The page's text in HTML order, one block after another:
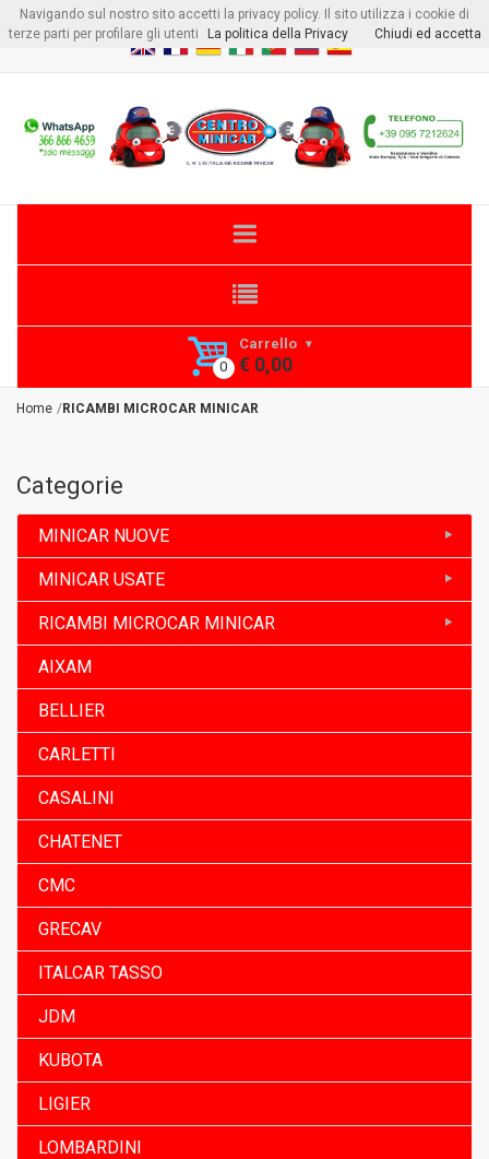
Benvenuto visitoreLogin oRegistrati
Carrello
€ 0,00
Home RICAMBI MICROCAR MINICAR
Categorie
MINICAR NUOVE
MINICAR USATE
RICAMBI MICROCAR MINICAR
AIXAM
BELLIER
CARLETTI
CASALINI
CHATENET
CMC
GRECAV
ITALCAR TASSO
JDM
KUBOTA
LIGIER
LOMBARDINI
Navigando sul nostro sito accetti la privacy policy. Il sito utilizza i cookie di
terze parti per profilare gli utenti
La politica della Privacy Chiudi ed accetta